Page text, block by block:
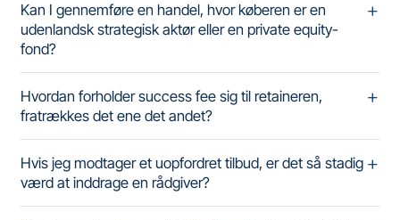
Kan I gennemføre en handel, hvor køberen er en
udenlandsk strategisk aktør eller en private equity-
fond?
Hvordan forholder success fee sig til retaineren,
fratrækkes det ene det andet?
Hvis jeg modtager et uopfordret tilbud, er det så stadig
værd at inddrage en rådgiver?